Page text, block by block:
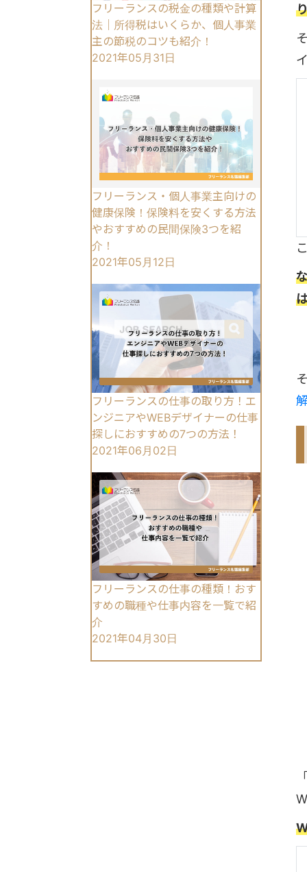
フリーランスの税金の種類や計算
法｜所得税はいくらか、個人事業
主の節税のコツも紹介！
2021年05月31日
フリーランス・個人事業主向けの
健康保険！保険料を安くする方法
やおすすめの民間保険3つを紹
介！
2021年05月12日
フリーランスの仕事の取り方！エ
ンジニアやWEBデザイナーの仕事
探しにおすすめの7つの方法！
2021年06月02日
フリーランスの仕事の種類！おす
すめの職種や仕事内容を一覧で紹
介
2021年04月30日